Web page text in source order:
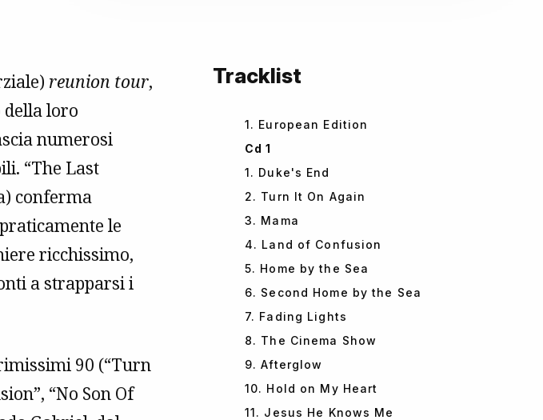
reunion tour,
della loro
numerosi
“The Last
conferma
le
ricchissimo,
a strapparsi i
90 (“Turn
“No Son Of
Tracklist
1. European Edition
Cd 1
1. Duke's End
2. Turn It On Again
3. Mama
4. Land of Confusion
5. Home by the Sea
6. Second Home by the Sea
7. Fading Lights
8. The Cinema Show
9. Afterglow
10. Hold on My Heart
11. Jesus He Knows Me